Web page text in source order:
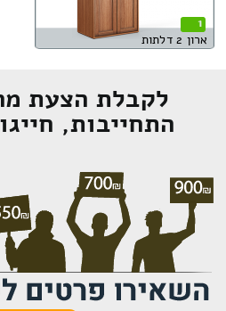
1
ארון 2 דלתות
לקבלת הצעת
התחייבות,